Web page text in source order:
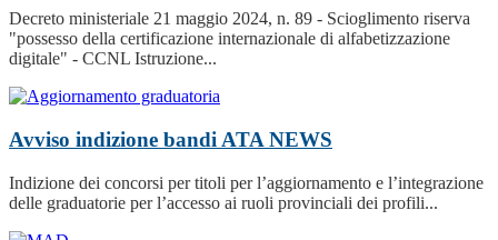
Decreto ministeriale 21 maggio 2024, n. 89 - Scioglimento riserva
"possesso della certificazione internazionale di alfabetizzazione
digitale" - CCNL Istruzione...
Avviso indizione bandi ATA NEWS
Indizione dei concorsi per titoli per l’aggiornamento e l’integrazione
delle graduatorie per l’accesso ai ruoli provinciali dei profili...